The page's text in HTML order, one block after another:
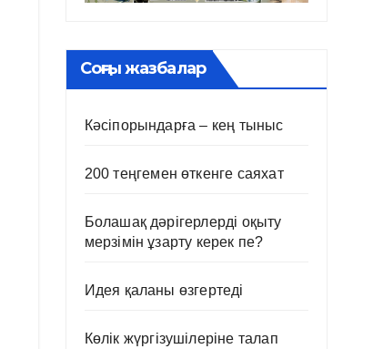
Соңғы жазбалар
Кәсіпорындарға – кең тыныс
200 теңгемен өткенге саяхат
Болашақ дәрігерлерді оқыту
мерзімін ұзарту керек пе?
Идея қаланы өзгертеді
Көлік жүргізушілеріне талап